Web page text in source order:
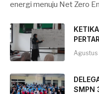
energi menuju Net Zero
SMPN